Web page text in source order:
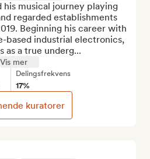
musical journey playing
regarded establishments
Beginning his career with
based industrial electronics,
as a true underg...
Vis mer
Delingsfrekvens
17%
kuratorer